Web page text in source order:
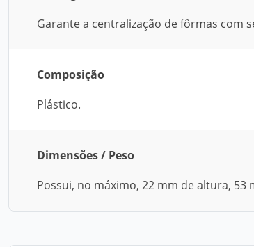
Garante a centralização de fôrmas com
Composição
Plástico.
Dimensões / Peso
Possui, no máximo, 22 mm de altura,